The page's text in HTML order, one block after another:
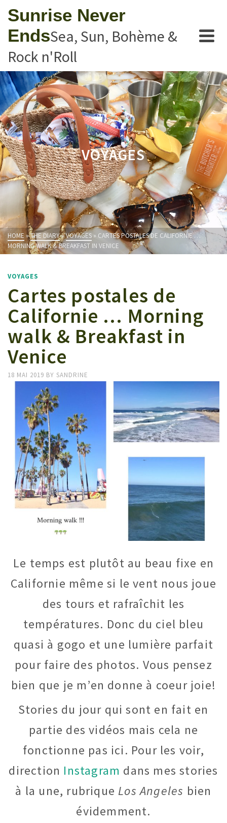
Sunrise Never
EndsSea, Sun, Bohème &
Rock n'Roll
VOYAGES
HOME »THE DIARY»VOYAGES » CARTES POSTALES DE CALIFORNIE …
MORNING WALK & BREAKFAST IN VENICE
VOYAGES
Cartes postales de
Californie … Morning
walk & Breakfast in
Venice
18 MAI 2019 BY SANDRINE
Le temps est plutôt au beau fixe en
Californie même si le vent nous joue
des tours et rafraîchit les
températures. Donc du ciel bleu
quasi à gogo et une lumière parfait
pour faire des photos. Vous pensez
bien que je m’en donne à coeur joie!
Stories du jour qui sont en fait en
partie des vidéos mais cela ne
fonctionne pas ici. Pour les voir,
direction Instagram dans mes stories
à la une, rubrique Los Angeles bien
évidemment.